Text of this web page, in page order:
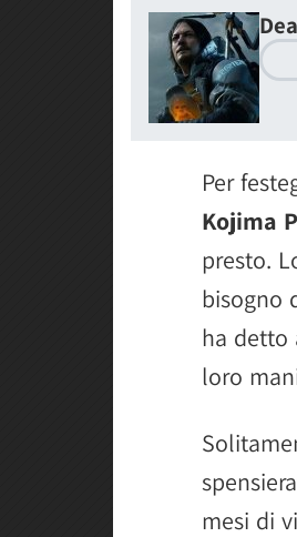
Per
Kojima
presto.
bisogno
ha detto
loro
mesi di